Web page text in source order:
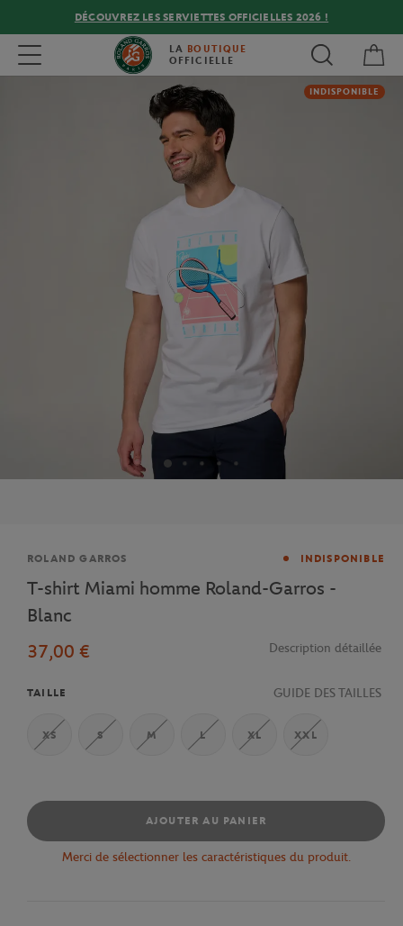
DÉCOUVREZ LES SERVIETTES OFFICIELLES 2026 !
Toggle navigation LA BOUTIQUE
OFFICIELLE
INDISPONIBLE
Marque
ROLAND GARROS INDISPONIBLE
T-shirt Miami homme Roland-Garros -
Blanc
37,00 €
Description détaillée
TAILLE GUIDE DES TAILLES
XS S M L XL XXL
AJOUTER AU PANIER
Merci de sélectionner les caractéristiques du produit.